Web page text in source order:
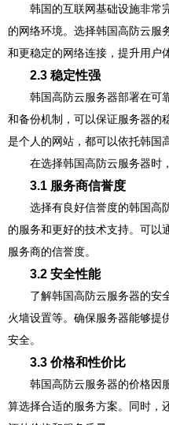
韩国的互联网基础设施非常
的网络环境。选择韩国高防云服
和更稳定的网络连接，提升用户
2.3 稳定性强
韩国高防云服务器部署在可
和备份机制，可以保证服务器的
是个人的网站，都可以依托韩国
在选择韩国高防云服务器时
3.1 服务商信誉度
选择有良好信誉度的韩国高
的服务和更好的技术支持。可以
服务商的信誉度。
3.2 安全性能
了解韩国高防云服务器的安
火墙设置等。确保服务器能够提
安全。
3.3 价格和性价比
韩国高防云服务器的价格因
算选择合适的服务方案。同时，